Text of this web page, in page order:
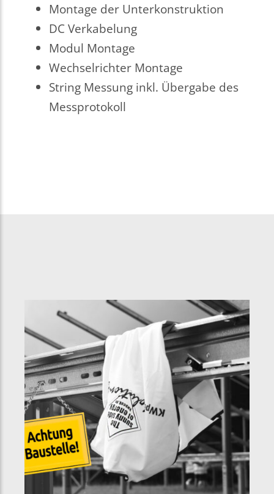
Montage der Unterkonstruktion
DC Verkabelung
Modul Montage
Wechselrichter Montage
String Messung inkl. Übergabe des
Messprotokoll